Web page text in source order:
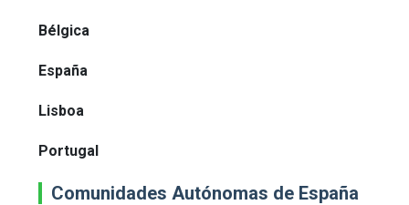
Bélgica
España
Lisboa
Portugal
Comunidades Autónomas de España